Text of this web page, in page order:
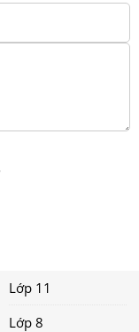
Lớp 11
Lớp 8